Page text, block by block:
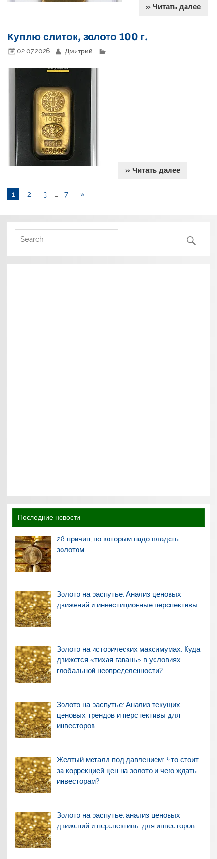
» Читать далее
Куплю слиток, золото 100 г.
02.07.2026 Дмитрий
» Читать далее
1 2 3 … 7 »
Последние новости
28 причин, по которым надо владеть
золотом
Золото на распутье: Анализ ценовых
движений и инвестиционные перспективы
Золото на исторических максимумах: Куда
движется «тихая гавань» в условиях
глобальной неопределенности?
Золото на распутье: Анализ текущих
ценовых трендов и перспективы для
инвесторов
Желтый металл под давлением: Что стоит
за коррекцией цен на золото и чего ждать
инвесторам?
Золото на распутье: анализ ценовых
движений и перспективы для инвесторов